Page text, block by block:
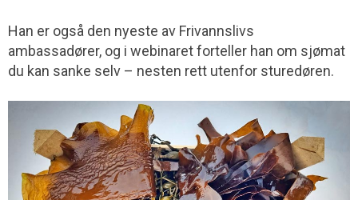
Han er også den nyeste av Frivannslivs
ambassadører, og i webinaret forteller han om sjømat
du kan sanke selv – nesten rett utenfor sturedøren.